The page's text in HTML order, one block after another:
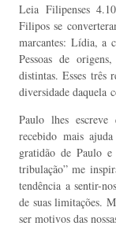
Leia Filipenses
Filipos se
marcantes: Lídia, a
Pessoas de
distintas. Esses três
diversidade daquela
Paulo lhes
recebido mais
gratidão de Paulo e
tribulação” me
tendência a sentir-
de suas limitações.
ser motivos das